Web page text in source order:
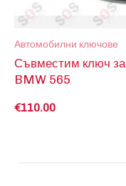
Автомобилни ключове
Съвместим ключ за
BMW 565
€110.00